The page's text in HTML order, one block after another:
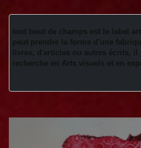
tout bout de champs est le label
peut prendre la forme d'une
livres, d'articles ou autres écrits, il
recherche en Arts visuels et en